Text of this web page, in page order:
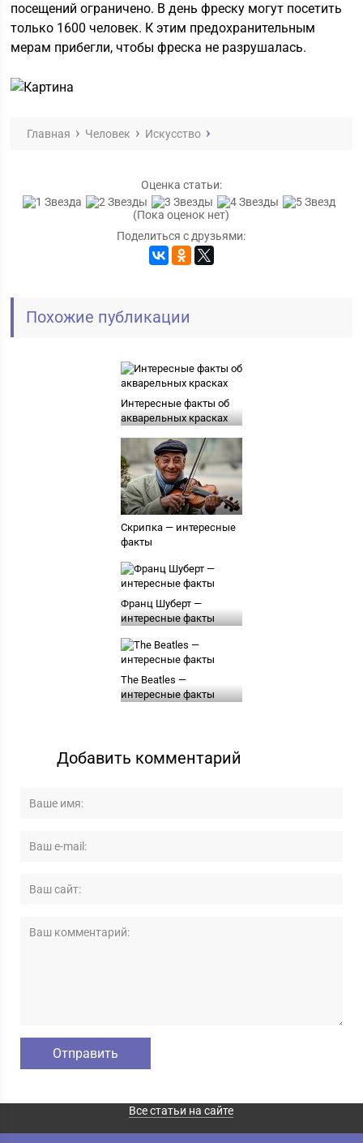
посещений ограничено. В день фреску могут посетить
только 1600 человек. К этим предохранительным
мерам прибегли, чтобы фреска не разрушалась.
Главная Человек Искусство
Оценка статьи:
(Пока оценок нет)
Поделиться с друзьями:
Похожие публикации
Интересные факты об
акварельных красках
Скрипка — интересные
факты
Франц Шуберт —
интересные факты
The Beatles —
интересные факты
Добавить комментарий
Все статьи на сайте